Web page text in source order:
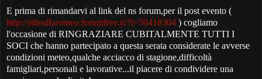
E prima di rimandarvi al link del ns forum,per il post evento (
http://stilealfaromeo.forumfree.it/?t=50418304 ) cogliamo
l'occasione di RINGRAZIARE CUBITALMENTE TUTTI I
SOCI che hanno partecipato a questa serata considerate le avverse
condizioni meteo,qualche acciacco di stagione,difficoltà
famigliari,personali e lavorative...il piacere di condividere una